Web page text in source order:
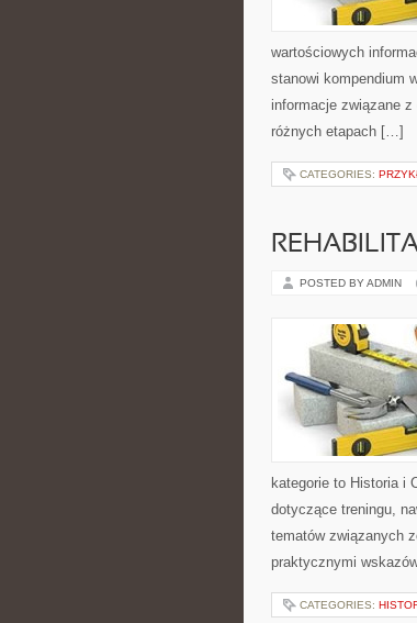
wartościowych
stanowi kompendium
informacje związane
różnych etapach […]
CATEGORIES:
POSTED BY ADMIN
kategorie to Historia i
dotyczące treningu,
tematów związanych
praktycznymi
CATEGORIES: